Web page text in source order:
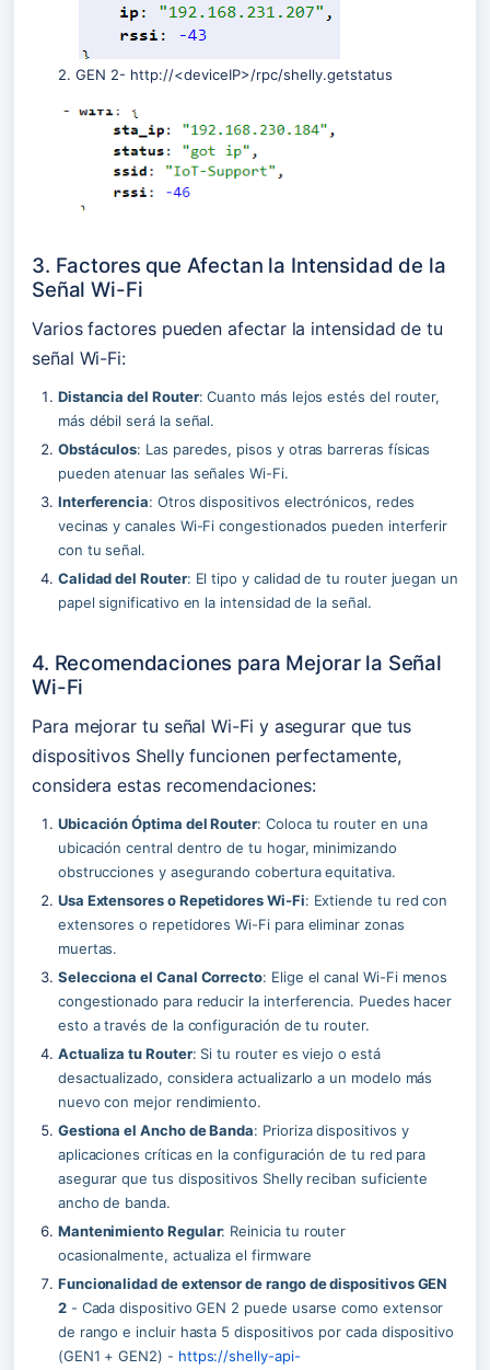
2. GEN 2- http://<deviceIP>/rpc/shelly.getstatus
3. Factores que Afectan la Intensidad de la
Señal Wi-Fi
Varios factores pueden afectar la intensidad de tu
señal Wi-Fi:
Distancia del Router: Cuanto más lejos estés del router,
más débil será la señal.
Obstáculos: Las paredes, pisos y otras barreras físicas
pueden atenuar las señales Wi-Fi.
Interferencia: Otros dispositivos electrónicos, redes
vecinas y canales Wi-Fi congestionados pueden interferir
con tu señal.
Calidad del Router: El tipo y calidad de tu router juegan un
papel significativo en la intensidad de la señal.
4. Recomendaciones para Mejorar la Señal
Wi-Fi
Para mejorar tu señal Wi-Fi y asegurar que tus
dispositivos Shelly funcionen perfectamente,
considera estas recomendaciones:
Ubicación Óptima del Router: Coloca tu router en una
ubicación central dentro de tu hogar, minimizando
obstrucciones y asegurando cobertura equitativa.
Usa Extensores o Repetidores Wi-Fi: Extiende tu red con
extensores o repetidores Wi-Fi para eliminar zonas
muertas.
Selecciona el Canal Correcto: Elige el canal Wi-Fi menos
congestionado para reducir la interferencia. Puedes hacer
esto a través de la configuración de tu router.
Actualiza tu Router: Si tu router es viejo o está
desactualizado, considera actualizarlo a un modelo más
nuevo con mejor rendimiento.
Gestiona el Ancho de Banda: Prioriza dispositivos y
aplicaciones críticas en la configuración de tu red para
asegurar que tus dispositivos Shelly reciban suficiente
ancho de banda.
Mantenimiento Regular: Reinicia tu router
ocasionalmente, actualiza el firmware
Funcionalidad de extensor de rango de dispositivos GEN
2 - Cada dispositivo GEN 2 puede usarse como extensor
de rango e incluir hasta 5 dispositivos por cada dispositivo
(GEN1 + GEN2) - https://shelly-api-